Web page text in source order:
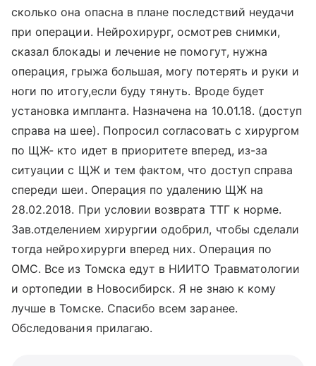
сколько она опасна в плане последствий неудачи
при операции. Нейрохирург, осмотрев снимки,
сказал блокады и лечение не помогут, нужна
операция, грыжа большая, могу потерять и руки и
ноги по итогу,если буду тянуть. Вроде будет
установка импланта. Назначена на 10.01.18. (доступ
справа на шее). Попросил согласовать с хирургом
по ЩЖ- кто идет в приоритете вперед, из-за
ситуации с ЩЖ и тем фактом, что доступ справа
спереди шеи. Операция по удалению ЩЖ на
28.02.2018. При условии возврата ТТГ к норме.
Зав.отделением хирургии одобрил, чтобы сделали
тогда нейрохирурги вперед них. Операция по
ОМС. Все из Томска едут в НИИТО Травматологии
и ортопедии в Новосибирск. Я не знаю к кому
лучше в Томске. Спасибо всем заранее.
Обследования прилагаю.